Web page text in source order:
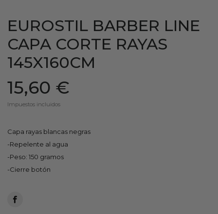
EUROSTIL BARBER LINE
CAPA CORTE RAYAS
145X160CM
15,60 €
Impuestos incluidos
Capa rayas blancas negras
-Repelente al agua
-Peso: 150 gramos
-Cierre botón